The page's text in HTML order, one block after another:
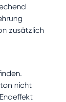
zusätzlich
nicht